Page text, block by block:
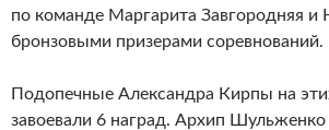
по команде Маргарита Завгородняя и
бронзовыми призерами соревнований.
Подопечные Александра Кирпы на
завоевали 6 наград. Архип